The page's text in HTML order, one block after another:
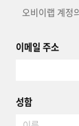
오비이랩 계정
이메일 주소
성함